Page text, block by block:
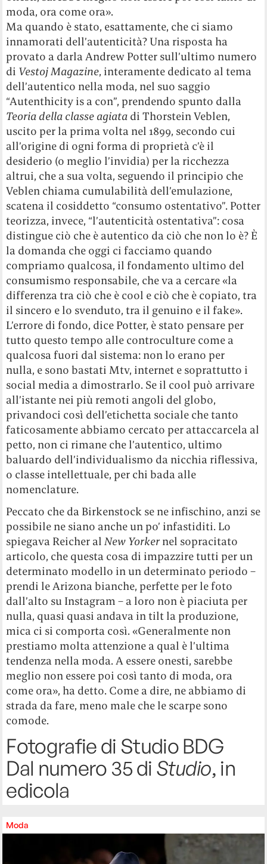
moda, ora come ora».
Ma quando è stato, esattamente, che ci siamo
innamorati dell’autenticità? Una risposta ha
provato a darla Andrew Potter sull’ultimo numero
di Vestoj Magazine, interamente dedicato al tema
dell’autentico nella moda, nel suo saggio
“Autenthicity is a con”, prendendo spunto dalla
Teoria della classe agiata di Thorstein Veblen,
uscito per la prima volta nel 1899, secondo cui
all’origine di ogni forma di proprietà c’è il
desiderio (o meglio l’invidia) per la ricchezza
altrui, che a sua volta, seguendo il principio che
Veblen chiama cumulabilità dell’emulazione,
scatena il cosiddetto “consumo ostentativo”. Potter
teorizza, invece, “l’autenticità ostentativa”: cosa
distingue ciò che è autentico da ciò che non lo è? È
la domanda che oggi ci facciamo quando
compriamo qualcosa, il fondamento ultimo del
consumismo responsabile, che va a cercare «la
differenza tra ciò che è cool e ciò che è copiato, tra
il sincero e lo svenduto, tra il genuino e il fake».
L’errore di fondo, dice Potter, è stato pensare per
tutto questo tempo alle controculture come a
qualcosa fuori dal sistema: non lo erano per
nulla, e sono bastati Mtv, internet e soprattutto i
social media a dimostrarlo. Se il cool può arrivare
all’istante nei più remoti angoli del globo,
privandoci così dell’etichetta sociale che tanto
faticosamente abbiamo cercato per attaccarcela al
petto, non ci rimane che l’autentico, ultimo
baluardo dell’individualismo da nicchia riflessiva,
o classe intellettuale, per chi bada alle
nomenclature.
Peccato che da Birkenstock se ne infischino, anzi se
possibile ne siano anche un po’ infastiditi. Lo
spiegava Reicher alNew Yorker nel sopracitato
articolo, che questa cosa di impazzire tutti per un
determinato modello in un determinato periodo –
prendi le Arizona bianche, perfette per le foto
dall’alto su Instagram – a loro non è piaciuta per
nulla, quasi quasi andava in tilt la produzione,
mica ci si comporta così. «Generalmente non
prestiamo molta attenzione a qual è l’ultima
tendenza nella moda. A essere onesti, sarebbe
meglio non essere poi così tanto di moda, ora
come ora», ha detto. Come a dire, ne abbiamo di
strada da fare, meno male che le scarpe sono
comode.
Fotografie di Studio BDG
Dal numero 35 di Studio, in
edicola
Moda